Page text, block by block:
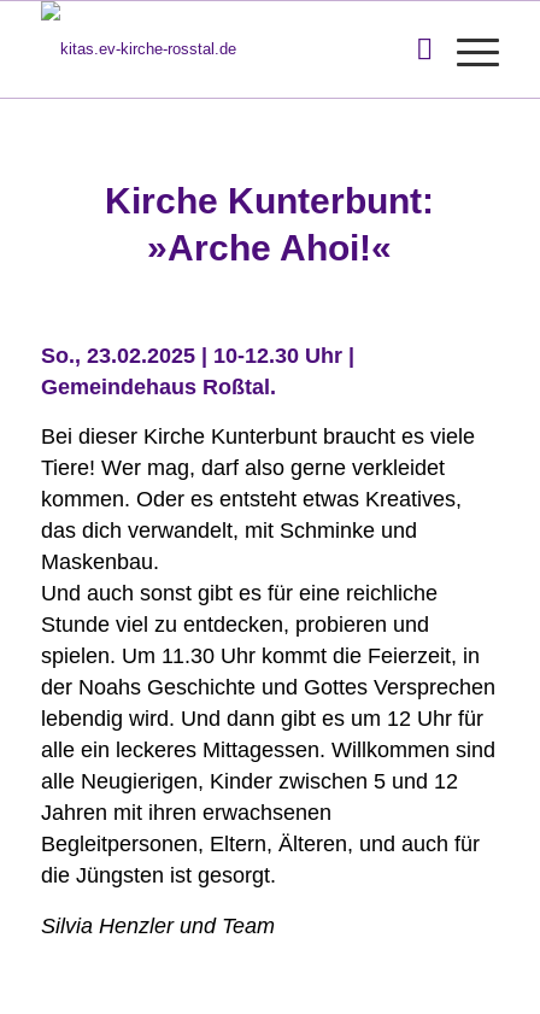
Kirche Kunterbunt:
»Arche Ahoi!«
So., 23.02.2025 | 10-12.30 Uhr |
Gemeindehaus Roßtal.
Bei dieser Kirche Kunterbunt braucht es viele
Tiere! Wer mag, darf also gerne verkleidet
kommen. Oder es entsteht etwas Kreatives,
das dich verwandelt, mit Schminke und
Maskenbau.
Und auch sonst gibt es für eine reichliche
Stunde viel zu entdecken, probieren und
spielen. Um 11.30 Uhr kommt die Feierzeit, in
der Noahs Geschichte und Gottes Versprechen
lebendig wird. Und dann gibt es um 12 Uhr für
alle ein leckeres Mittagessen. Willkommen sind
alle Neugierigen, Kinder zwischen 5 und 12
Jahren mit ihren erwachsenen
Begleitpersonen, Eltern, Älteren, und auch für
die Jüngsten ist gesorgt.
Silvia Henzler und Team